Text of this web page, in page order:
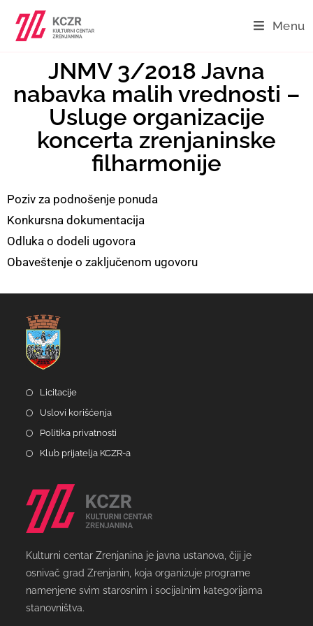
Menu
JNMV 3/2018 Javna
nabavka malih vrednosti –
Usluge organizacije
koncerta zrenjaninske
filharmonije
Poziv za podnošenje ponuda
Konkursna dokumentacija
Odluka o dodeli ugovora
Obaveštenje o zaključenom ugovoru
Licitacije
Uslovi korišćenja
Politika privatnosti
Klub prijatelja KCZR-a
Kulturni centar Zrenjanina je javna ustanova, čiji je
osnivač grad Zrenjanin, koja organizuje programe
namenjene svim starosnim i socijalnim kategorijama
stanovništva.